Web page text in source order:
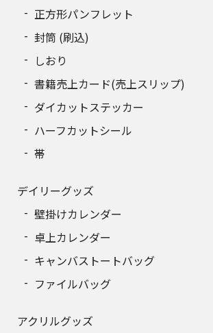
正方形パンフレット
封筒 (刷込)
しおり
書籍売上カード(売上スリップ)
ダイカットステッカー
ハーフカットシール
帯
デイリーグッズ
壁掛けカレンダー
卓上カレンダー
キャンバストートバッグ
ファイルバッグ
アクリルグッズ